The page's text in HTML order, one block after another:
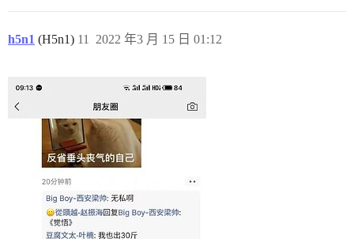
h5n1 (H5n1) 2022 年3 月 15 日 01:12
11